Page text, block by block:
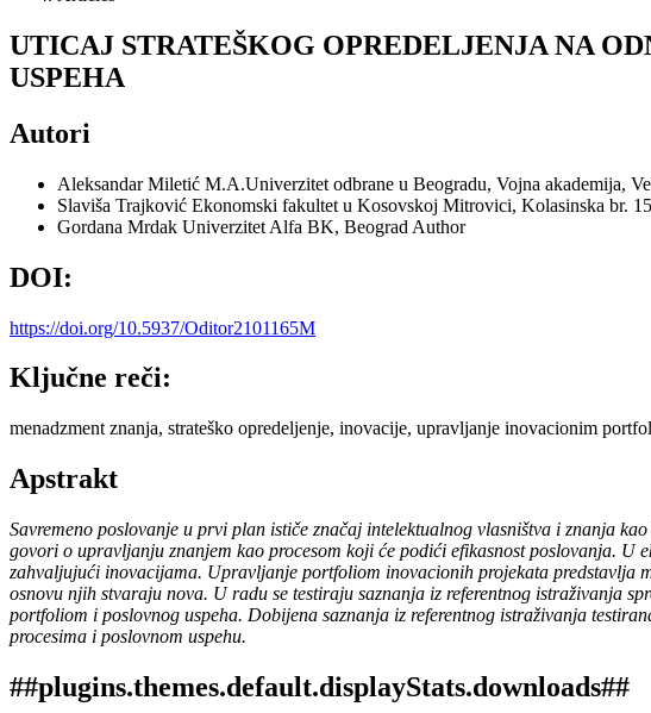
UTICAJ STRATEŠKOG OPREDELJENJA NA
USPEHA
Autori
Aleksandar Miletić M.A.Univerzitet odbrane u Beogradu, Vojna akademija,
Slaviša Trajković Ekonomski fakultet u Kosovskoj Mitrovici, Kolasinska br.
Gordana Mrdak Univerzitet Alfa BK, Beograd Author
DOI:
https://doi.org/10.5937/Oditor2101165M
Ključne reči:
menadzment znanja, strateško opredeljenje, inovacije, upravljanje inovacionim
Apstrakt
Savremeno poslovanje u prvi plan ističe značaj intelektualnog vlasništva i znanja
govori o upravljanju znanjem kao procesom koji će podići efikasnost poslovanja.
zahvaljujući inovacijama. Upravljanje portfoliom inovacionih projekata predstavlja
osnovu njih stvaraju nova. U radu se testiraju saznanja iz referentnog istraživanja
portfoliom i poslovnog uspeha. Dobijena saznanja iz referentnog istraživanja
procesima i poslovnom uspehu.
##plugins.themes.default.displayStats.downloads##